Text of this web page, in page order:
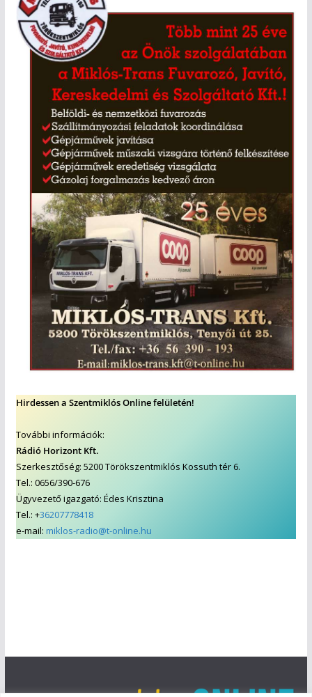
Hirdessen a Szentmiklós Online felületén!
További információk:
Rádió Horizont Kft.
Szerkesztőség: 5200 Törökszentmiklós Kossuth tér 6.
Tel.: 0656/390-676
Ügyvezető igazgató: Édes Krisztina
Tel.: +36207778418
e-mail: miklos-radio@t-online.hu